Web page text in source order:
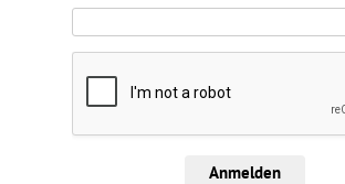
Anmelden